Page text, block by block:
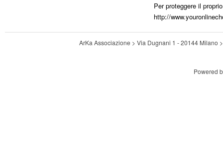
Per proteggere il
http://
ArKa Associazione > Via Dugnani 1 - 20144 Milano
Powered